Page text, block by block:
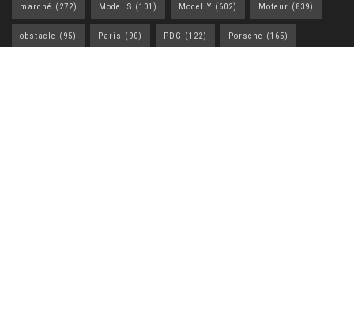
marché (272) Model S (101) Model Y (602) Moteur (839)
obstacle (95) Paris (90) PDG (122) Porsche (165)